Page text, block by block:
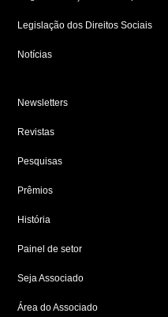
Legislação dos Direitos Sociais
Notícias
Newsletters
Revistas
Pesquisas
Prêmios
História
Painel de setor
Seja Associado
Área do Associado